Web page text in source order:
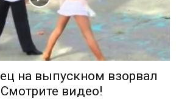
на выпускном взорвал
видео!